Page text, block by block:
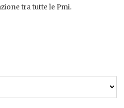
tra tutte le Pmi.